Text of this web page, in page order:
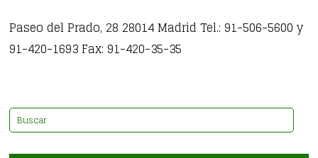
Paseo del Prado, 28 28014 Madrid Tel.: 91-506-5600 y
91-420-1693 Fax: 91-420-35-35